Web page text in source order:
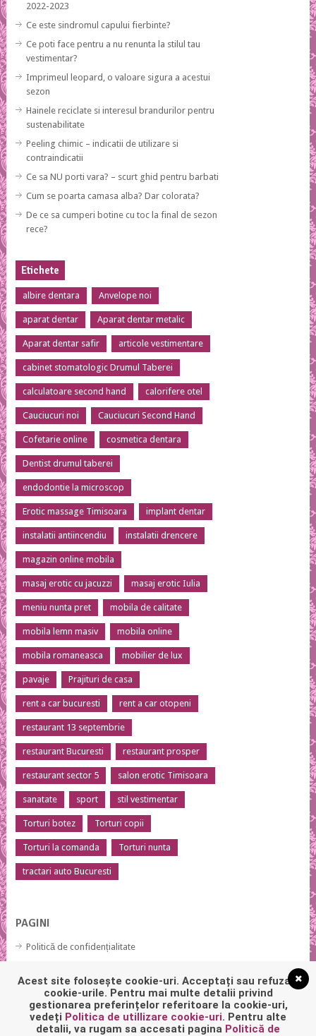
2022-2023
Ce este sindromul capului fierbinte?
Ce poti face pentru a nu renunta la stilul tau
vestimentar?
Imprimeul leopard, o valoare sigura a acestui
sezon
Hainele reciclate si interesul brandurilor pentru
sustenabilitate
Peeling chimic – indicatii de utilizare si
contraindicatii
Ce sa NU porti vara? – scurt ghid pentru barbati
Cum se poarta camasa alba? Dar colorata?
De ce sa cumperi botine cu toc la final de sezon
rece?
Etichete
albire dentara Anvelope noi
aparat dentar Aparat dentar metalic
Aparat dentar safir articole vestimentare
cabinet stomatologic Drumul Taberei
calculatoare second hand calorifere otel
Cauciucuri noi Cauciucuri Second Hand
Cofetarie online cosmetica dentara
Dentist drumul taberei
endodontie la microscop
Erotic massage Timisoara implant dentar
instalatii antiincendiu instalatii drencere
magazin online mobila
masaj erotic cu jacuzzi masaj erotic Iulia
meniu nunta pret mobila de calitate
mobila lemn masiv mobila online
mobila romaneasca mobilier de lux
pavaje Prajituri de casa
rent a car bucuresti rent a car otopeni
restaurant 13 septembrie
restaurant Bucuresti restaurant prosper
restaurant sector 5 salon erotic Timisoara
sanatate sport stil vestimentar
Torturi botez Torturi copii
Torturi la comanda Torturi nunta
tractari auto Bucuresti
PAGINI
Politică de confidențialitate
Acest site folosește cookie-uri. Acceptați sau refuzați
cookie-urile. Pentru mai multe detalii privind
gestionarea preferințelor referitoare la cookie-uri,
vedeți Politica de utillizare cookie-uri. Pentru alte
detalii, va rugam sa accesati pagina Politică de